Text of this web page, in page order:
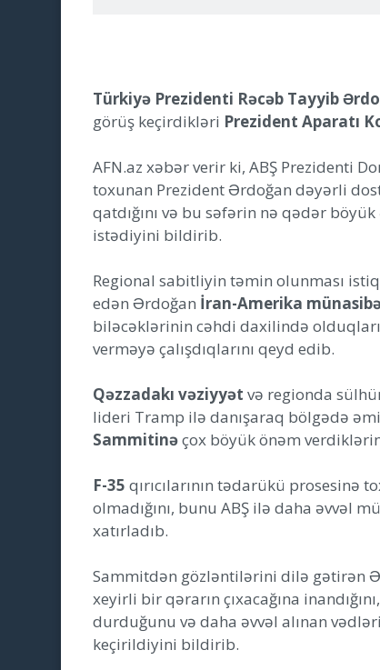
Türkiyə Prezidenti Rəcəb Tayyib
görüş keçirdikləri Prezident Aparatı
AFN.az xəbər verir ki, ABŞ Prezidenti
toxunan Prezident Ərdoğan dəyərli
qatdığını və bu səfərin nə qədər
istədiyini bildirib.
Regional sabitliyin təmin olunması
edən Ərdoğan İran-Amerika
biləcəklərinin cəhdi daxilində
verməyə çalışdıqlarını qeyd edib.
Qəzzadakı vəziyyət və regionda
lideri Tramp ilə danışaraq bölgədə
Sammitinəçox böyük önəm
F-35 qırıcılarının tədarükü
olmadığını, bunu ABŞ ilə daha əvvəl
xatırladıb.
Sammitdən gözləntilərini dilə gətirən
xeyirli bir qərarın çıxacağına
durduğunu və daha əvvəl alınan
keçirildiyini bildirib.